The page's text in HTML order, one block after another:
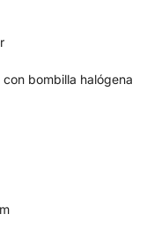
bombilla halógena